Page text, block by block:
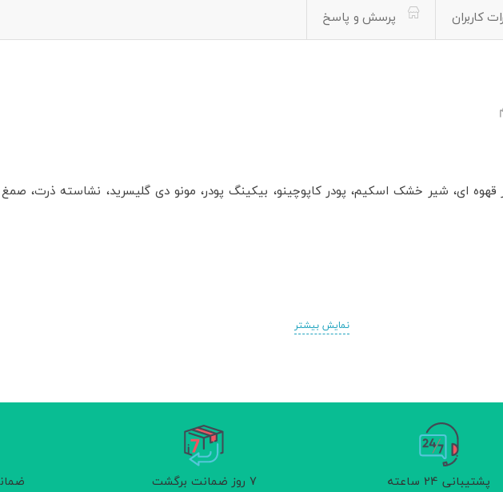
کاربران پرسش و پاسخ
قهوه ای، شیر خشک اسکیم، پودر کاپوچینو، بیکینگ پودر، مونو دی گلیسرید، نشاسته ذرت، صمغ
نمایش بیشتر
پشتیبانی 24 ساعته 7 روز ضمانت برگشت